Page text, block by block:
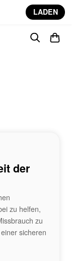
LADEN
der
zu helfen,
zu
sicheren